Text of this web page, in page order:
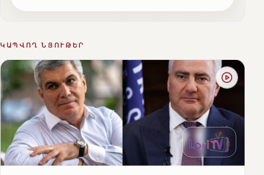
ԿԱՊՎՈՂ ՆՅՈՒԹԵՐ